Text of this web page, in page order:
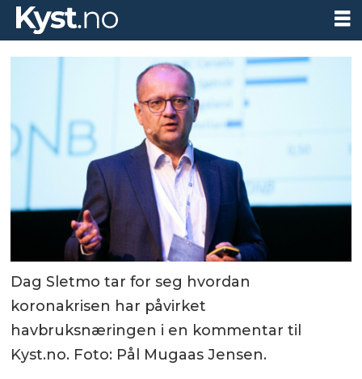
Dag Sletmo tar for seg hvordan
koronakrisen har påvirket
havbruksnæringen i en kommentar til
Kyst.no. Foto: Pål Mugaas Jensen.